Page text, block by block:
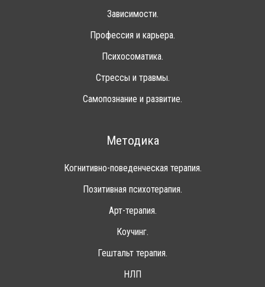
Зависимости.
Профессия и карьера.
Психосоматика.
Стрессы и травмы.
Самопознание и развитие.
Методика
Когнитивно-поведенческая терапия.
Позитивная психотерапия.
Арт-терапия.
Коучинг.
Гештальт терапия.
НЛП